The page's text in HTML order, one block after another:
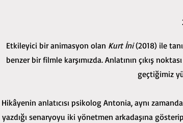
Etkileyici bir animasyon olan Kurt İni(2018) ile
benzer bir filmle karşımızda. Anlatının çıkış
geçtiğimiz
Hikâyenin anlatıcısı psikolog Antonia, aynı
yazdığı senaryoyu iki yönetmen arkadaşına